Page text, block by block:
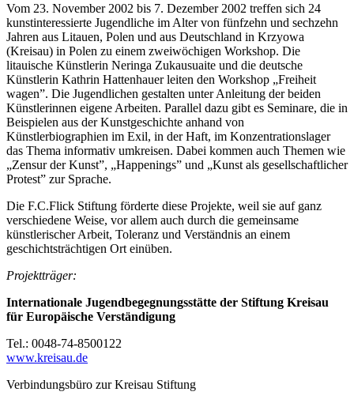
Vom 23. November 2002 bis 7. Dezember 2002 treffen sich 24
kunstinteressierte Jugendliche im Alter von fünfzehn und sechzehn
Jahren aus Litauen, Polen und aus Deutschland in Krzyowa
(Kreisau) in Polen zu einem zweiwöchigen Workshop. Die
litauische Künstlerin Neringa Zukausuaite und die deutsche
Künstlerin Kathrin Hattenhauer leiten den Workshop „Freiheit
wagen”. Die Jugendlichen gestalten unter Anleitung der beiden
Künstlerinnen eigene Arbeiten. Parallel dazu gibt es Seminare, die in
Beispielen aus der Kunstgeschichte anhand von
Künstlerbiographien im Exil, in der Haft, im Konzentrationslager
das Thema informativ umkreisen. Dabei kommen auch Themen wie
„Zensur der Kunst”, „Happenings” und „Kunst als gesellschaftlicher
Protest” zur Sprache.
Die F.C.Flick Stiftung förderte diese Projekte, weil sie auf ganz
verschiedene Weise, vor allem auch durch die gemeinsame
künstlerischer Arbeit, Toleranz und Verständnis an einem
geschichtsträchtigen Ort einüben.
Projektträger:
Internationale Jugendbegegnungsstätte der Stiftung Kreisau
für Europäische Verständigung
Tel.: 0048-74-8500122
www.kreisau.de
Verbindungsbüro zur Kreisau Stiftung